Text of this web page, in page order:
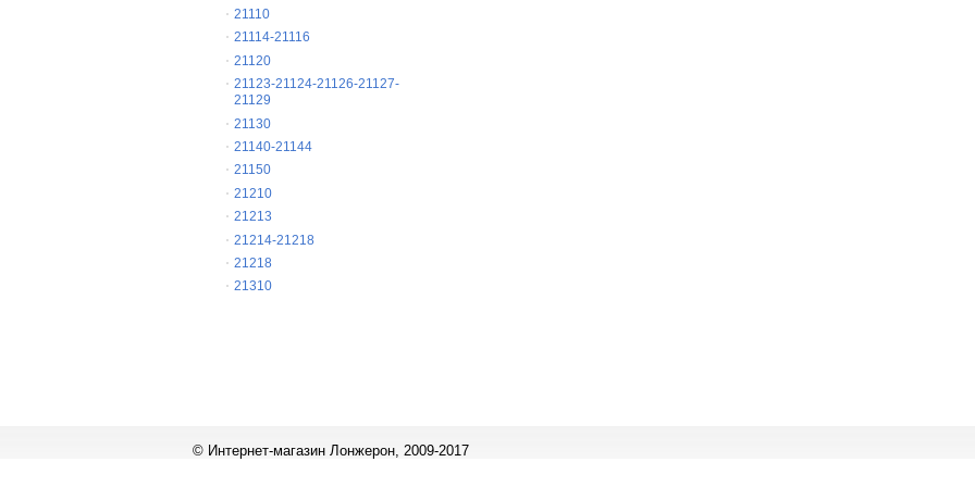
21110
21114-21116
21120
21123-21124-21126-21127-
21129
21130
21140-21144
21150
21210
21213
21214-21218
21218
21310
© Интернет-магазин Лонжерон, 2009-2017